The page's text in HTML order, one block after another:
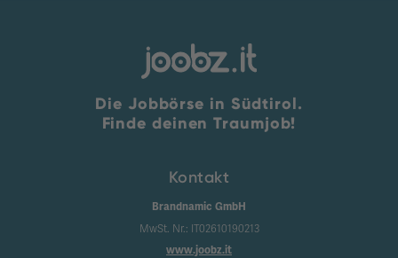
Die Jobbörse in Südtirol.
Finde deinen Traumjob!
Kontakt
Brandnamic GmbH
MwSt. Nr.: IT02610190213
www.joobz.it